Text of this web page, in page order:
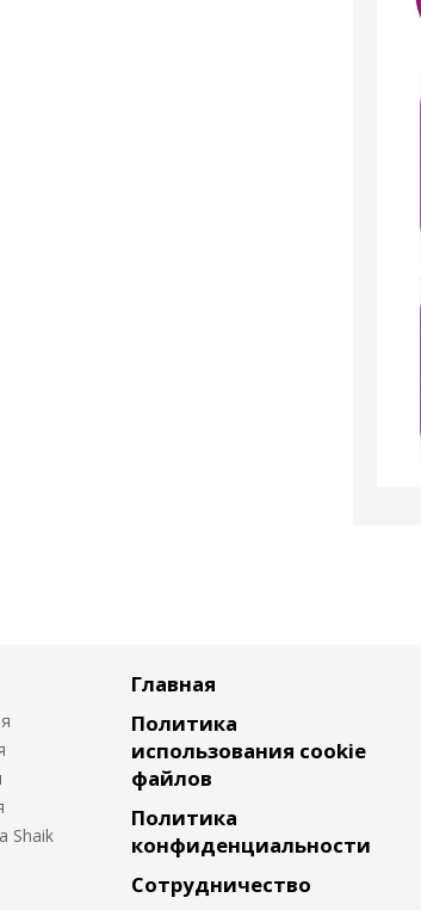
Shaik
Главная
Политика
использования cookie
файлов
Политика
конфиденциальности
Сотрудничество